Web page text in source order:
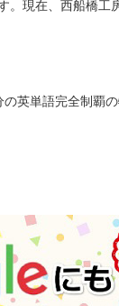
。現在、西船橋工
英単語完全制覇